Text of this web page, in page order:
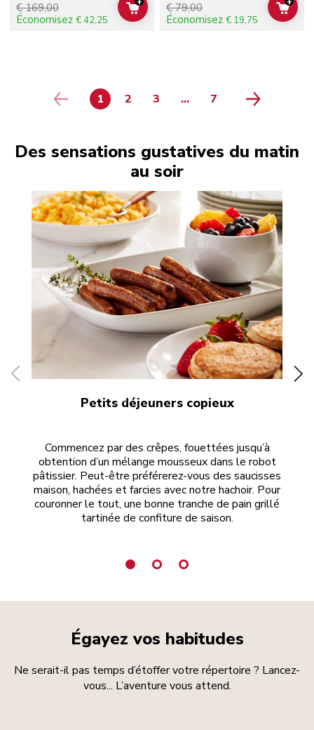
€ 169,00
Économisez € 42,25
ADD TO CART
€ 79,00
Économisez € 19,75
ADD
PAGE
1 PAGE
2 PAGE
3 page 4
page 5
page 6
... PAGE
7
Des sensations gustatives du matin
au soir
Petits déjeuners copieux
Commencez par des crêpes, fouettées jusqu’à
obtention d’un mélange mousseux dans le robot
pâtissier. Peut-être préférerez-vous des saucisses
maison, hachées et farcies avec notre hachoir. Pour
couronner le tout, une bonne tranche de pain grillé
tartinée de confiture de saison.
Égayez vos habitudes
Ne serait-il pas temps d’étoffer votre répertoire ? Lancez-
vous... L’aventure vous attend.